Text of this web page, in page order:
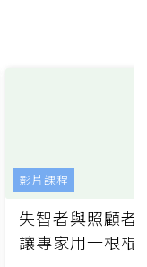
失智者與照顧者
讓專家用一根棍
影片課程